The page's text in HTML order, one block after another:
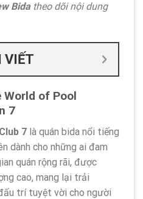
Bidatheo dõi nội dung
VIẾT
World of Pool
7
7 là quán bida nổi tiếng
dành cho những ai đam
quán rộng rãi, được
cao, mang lại trải
trí tuyệt vời cho người